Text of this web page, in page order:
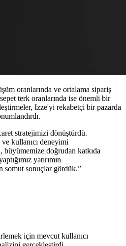
oranlarında ve ortalama sipariş
terk oranlarında ise önemli bir
Izze'yi rekabetçi bir pazarda
stratejimizi dönüştürdü.
kullanıcı deneyimi
doğrudan katkıda
yatırımın
somut sonuçlar gördük.”
için mevcut kullanıcı